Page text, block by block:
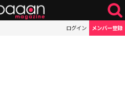
ログイン メンバー登録